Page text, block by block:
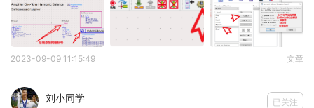
模板中的s2p文件，除了S参数以外，还包括噪声参
数，如上图绿色方框里所示。
在文献[1]中，指出，二端口放大器的噪声系数能表示
为：
2023-09-09 11:15:49 文章
刘小同学 已关注